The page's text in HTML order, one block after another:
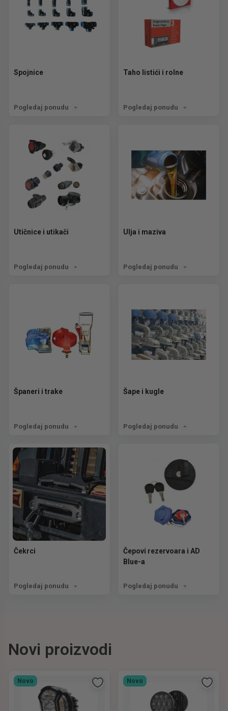
Spojnice
Pogledaj ponudu
Taho listići i rolne
Pogledaj ponudu
Utičnice i utikači
Pogledaj ponudu
Ulja i maziva
Pogledaj ponudu
Španeri i trake
Pogledaj ponudu
Šape i kugle
Pogledaj ponudu
Čekrci
Pogledaj ponudu
Čepovi rezervoara i AD
Blue-a
Pogledaj ponudu
Novi proizvodi
Novo Novo